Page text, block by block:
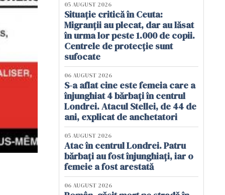
05 AUGUST 2026
Situație critică în Ceuta:
Migranții au plecat, dar au lăsat
în urma lor peste 1.000 de copii.
Centrele de protecție sunt
sufocate
06 AUGUST 2026
S-a aflat cine este femeia care a
înjunghiat 4 bărbați în centrul
Londrei. Atacul Stellei, de 44 de
ani, explicat de anchetatori
05 AUGUST 2026
Atac în centrul Londrei. Patru
bărbați au fost înjunghiați, iar o
femeie a fost arestată
06 AUGUST 2026